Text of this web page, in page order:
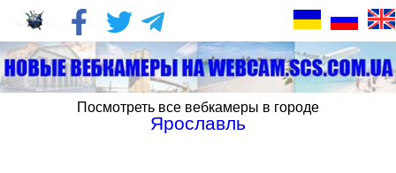
Посмотреть все вебкамеры в городе
Ярославль